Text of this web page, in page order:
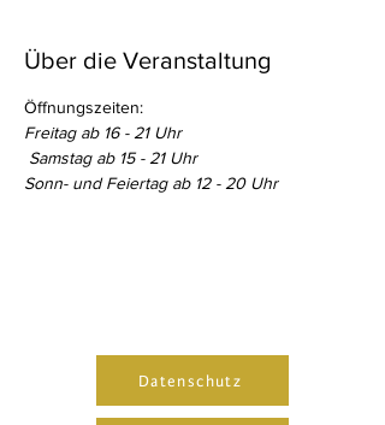
Über die Veranstaltung
Öffnungszeiten:
Freitag ab 16 - 21 Uhr
Samstag ab 15 - 21 Uhr
Sonn- und Feiertag ab 12 - 20 Uhr
Datenschutz